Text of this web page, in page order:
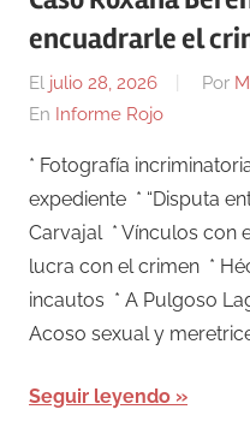
encuadrarle el
El julio 28, 2026 Por
En Informe Rojo
* Fotografía
expediente * “Disputa
Carvajal * Vínculos con
lucra con el crimen *
incautos * A Pulgoso
Acoso sexual y
Seguir leyendo